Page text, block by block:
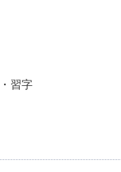
習字